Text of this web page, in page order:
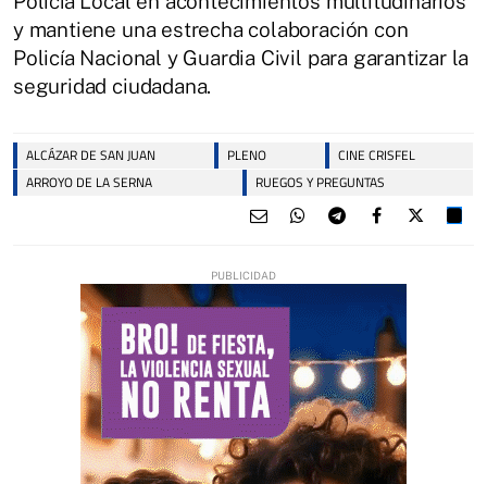
y mantiene una estrecha colaboración con
Policía Nacional y Guardia Civil para garantizar la
seguridad ciudadana.
ALCÁZAR DE SAN JUAN PLENO
CINE CRISFEL
ARROYO DE LA SERNA
RUEGOS Y PREGUNTAS